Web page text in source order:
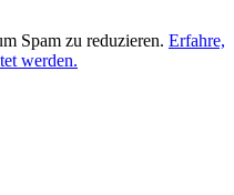
Spam zu reduzieren. Erfahre,
werden.